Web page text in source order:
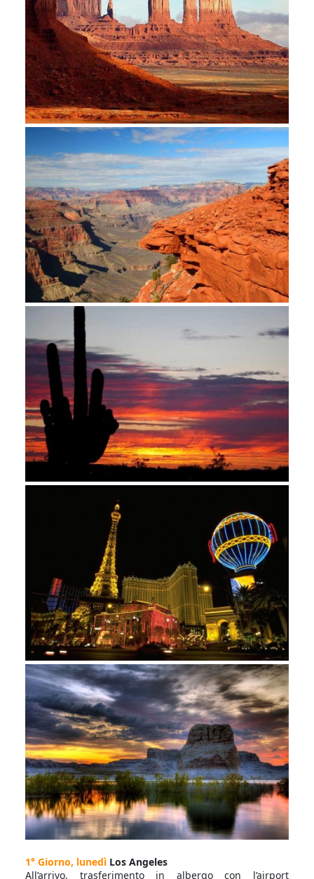
1° Giorno, lunedì Los Angeles
All’arrivo, trasferimento in albergo con l’airport